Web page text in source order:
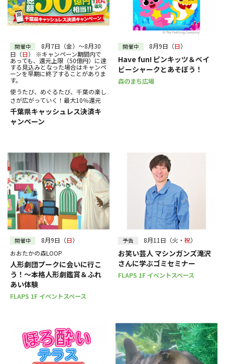
23
24 25 26 27 28
29
30
31
絞り込む
開催中
8月7日（金）～8月30
日（日） ※キャンペーン期間内で
あっても、還元上限（50億円）に達
する見込みとなった場合はキャンペ
ーンを早期に終了することがありま
す。
使うたび、めぐるたび、千葉の楽し
さが広がっていく！最大10％還元
千葉県キャッシュレス決済キ
ャンペーン
開催中 8月9日（日）
Have fun! ピンキッツ＆ベイ
ビーシャークとあそぼう！
森のまち広場
開催中 8月9日（日）
おおたかの森LOOP
人形劇団プークに会いに行こ
う！～本格人形劇鑑賞＆ふれ
あい体験
FLAPS 1F イベントスペース
予告 8月11日（火・祝）
お笑い芸人 マシンガンズ滝沢
さんに学ぶゴミセミナー
FLAPS 1F イベントスペース